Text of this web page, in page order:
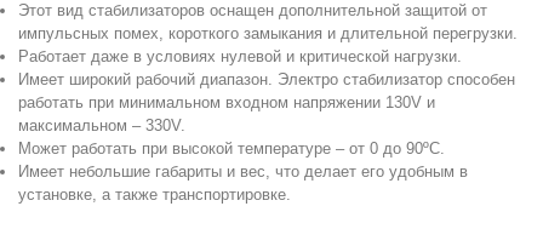
Этот вид стабилизаторов оснащен дополнительной защитой от
импульсных помех, короткого замыкания и длительной перегрузки.
Работает даже в условиях нулевой и критической нагрузки.
Имеет широкий рабочий диапазон. Электро стабилизатор способен
работать при минимальном входном напряжении 130V и
максимальном – 330V.
Может работать при высокой температуре – от 0 до 90ºС.
Имеет небольшие габариты и вес, что делает его удобным в
установке, а также транспортировке.